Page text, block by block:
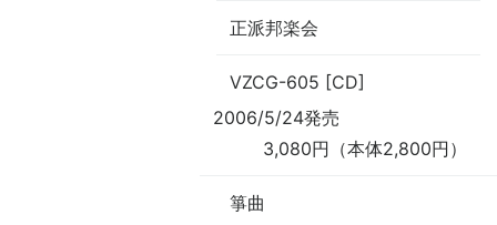
正派邦楽会
VZCG-605 [CD]
2006/5/24発売
3,080円（本体2,800円）
箏曲